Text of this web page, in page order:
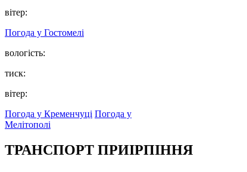
вітер:
Погода у Гостомелі
вологість:
тиск:
вітер:
Погода у Кременчуці Погода у
Мелітополі
ТРАНСПОРТ ПРИІРПІННЯ